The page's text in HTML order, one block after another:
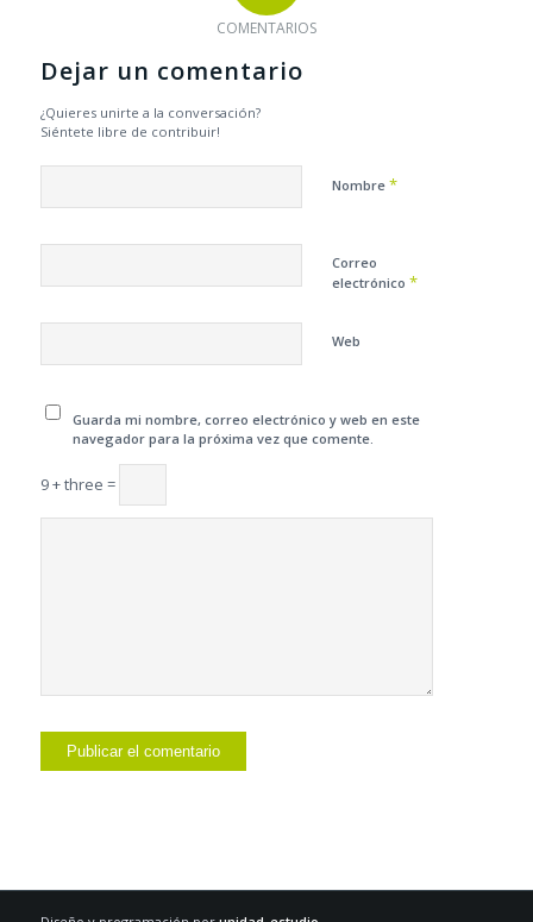
COMENTARIOS
Dejar un comentario
¿Quieres unirte a la conversación?
Siéntete libre de contribuir!
Nombre *
Correo
electrónico *
Web
Guarda mi nombre, correo electrónico y web en este
navegador para la próxima vez que comente.
9 + three =